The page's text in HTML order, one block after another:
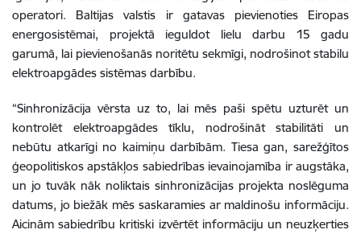
operatori. Baltijas valstis ir gatavas pievienoties Eiropas
energosistēmai, projektā ieguldot lielu darbu 15 gadu
garumā, lai pievienošanās noritētu sekmīgi, nodrošinot stabilu
elektroapgādes sistēmas darbību.
“Sinhronizācija vērsta uz to, lai mēs paši spētu uzturēt un
kontrolēt elektroapgādes tīklu, nodrošināt stabilitāti un
nebūtu atkarīgi no kaimiņu darbībām. Tiesa gan, sarežģītos
ģeopolitiskos apstākļos sabiedrības ievainojamība ir augstāka,
un jo tuvāk nāk noliktais sinhronizācijas projekta noslēguma
datums, jo biežāk mēs saskaramies ar maldinošu informāciju.
Aicinām sabiedrību kritiski izvērtēt informāciju un neuzķerties